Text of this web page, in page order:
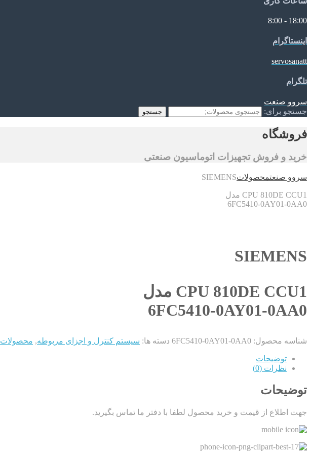
18:00 - 8:00
اینستاگرام
servosanatt
تلگرام
سروو صنعت
جستجو برای:
جستجو
فروشگاه
خرید و فروش تجهیزات اتوماسیون صنعتی
سروو صنعتمحصولاتSIEMENS
CPU 810DE CCU1 مدل
6FC5410-0AY01-0AA0
SIEMENS
CPU 810DE CCU1 مدل
6FC5410-0AY01-0AA0
شناسه محصول: 6FC5410-0AY01-0AA0 دسته ها: سیستم کنترل و اجزای مربوطه, محصولات SIEMENS
توضیحات
نظرات (0)
توضیحات
جهت اطلاع از قیمت و خرید محصول لطفا با دفتر ما تماس بگیرید.